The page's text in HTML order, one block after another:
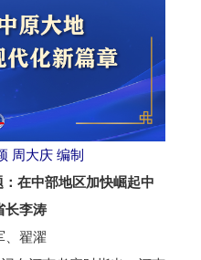
周大庆 编制
：在中部地区加快崛起中
李涛
翟濯